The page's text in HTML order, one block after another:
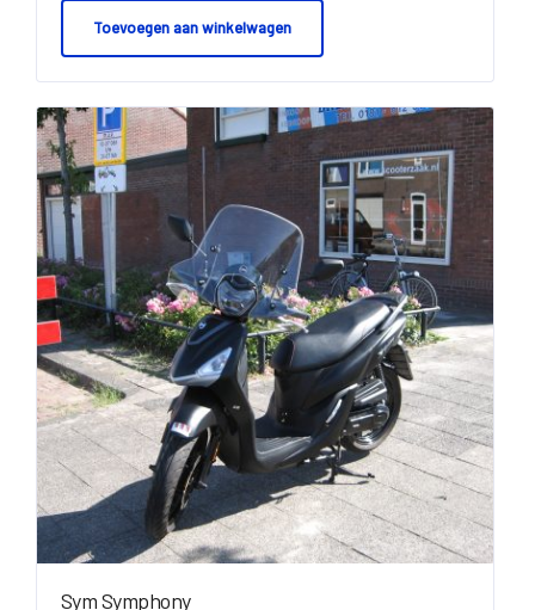
Toevoegen aan winkelwagen
Sym Symphony